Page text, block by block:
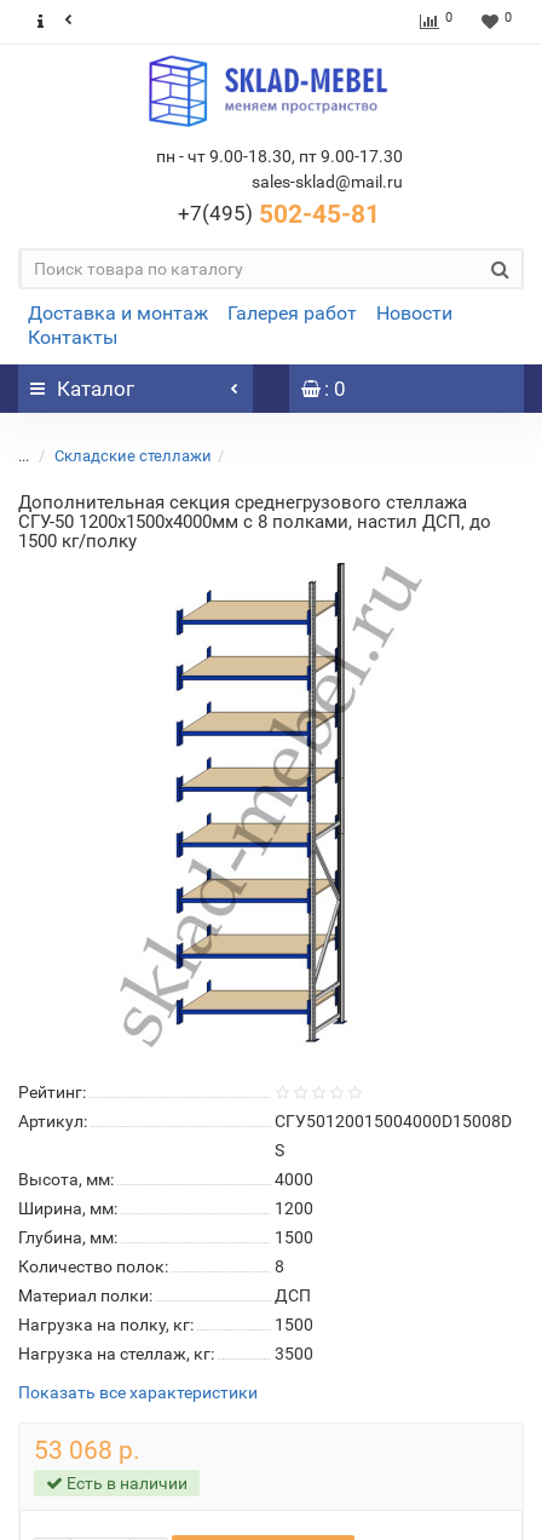
0 0
пн - чт 9.00-18.30, пт 9.00-17.30
sales-sklad@mail.ru
+7(495) 502-45-81
Доставка и монтаж Галерея работ
Новости
Контакты
Каталог : 0
... Складские стеллажи
Дополнительная секция среднегрузового стеллажа
СГУ-50 1200х1500х4000мм с 8 полками, настил ДСП, до
1500 кг/полку
Рейтинг:
Артикул:
СГУ50120015004000D15008D
S
Высота, мм:
4000
Ширина, мм:
1200
Глубина, мм:
1500
Количество полок:
8
Материал полки:
ДСП
Нагрузка на полку, кг:
1500
Нагрузка на стеллаж, кг:
3500
Показать все характеристики
53 068 р.
Есть в наличии